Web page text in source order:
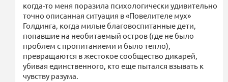
когда-то меня поразила психологически удивительно
точно описанная ситуация в «Повелителе мух»
Голдинга, когда милые благовоспитанные дети,
попавшие на необитаемый остров (где не было
проблем с пропитаниеми и было тепло),
превращаются в жестокое сообщество дикарей,
убивая единственного, кто еще пытался взывать к
чувству разума.